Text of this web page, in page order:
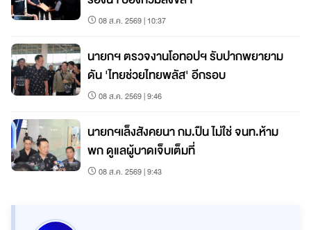
08 ส.ค. 2569 | 10:37
นายกฯ ตรวจงานโอทอปฯ รับปากพยายาม
ดัน 'ไทยช่วยไทยพลัส' อีกรอบ
08 ส.ค. 2569 | 9:46
นายกฯเล็งสังคยนา กม.ปืน ไม่ใช่ จนท.ห้าม
พก ดูแลผู้บาดเจ็บเต็มที่
08 ส.ค. 2569 | 9:43